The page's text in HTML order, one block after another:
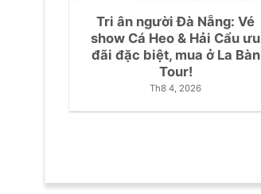
Tri ân người Đà Nẵng: Vé
show Cá Heo & Hải Cẩu ưu
đãi đặc biệt, mua ở La Bàn
Tour!
Th8 4, 2026